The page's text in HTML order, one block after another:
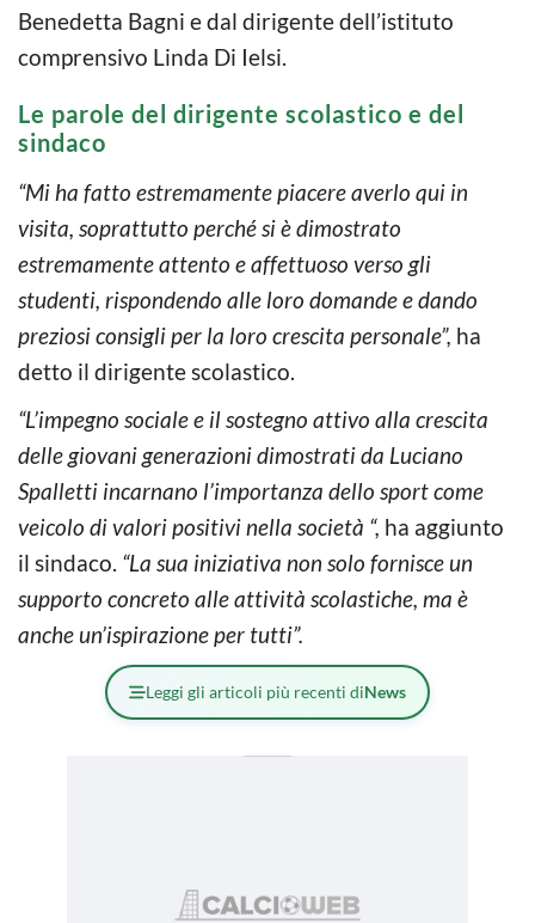
Benedetta Bagni e dal dirigente dell’istituto
comprensivo Linda Di Ielsi.
Le parole del dirigente scolastico e del
sindaco
“Mi ha fatto estremamente piacere averlo qui in
visita, soprattutto perché si è dimostrato
estremamente attento e affettuoso verso gli
studenti, rispondendo alle loro domande e dando
preziosi consigli per la loro crescita personale”, ha
detto il dirigente scolastico.
“L’impegno sociale e il sostegno attivo alla crescita
delle giovani generazioni dimostrati da Luciano
Spalletti incarnano l’importanza dello sport come
veicolo di valori positivi nella società “, ha aggiunto
il sindaco. “La sua iniziativa non solo fornisce un
supporto concreto alle attività scolastiche, ma è
anche un’ispirazione per tutti”.
Leggi gli articoli più recenti diNews